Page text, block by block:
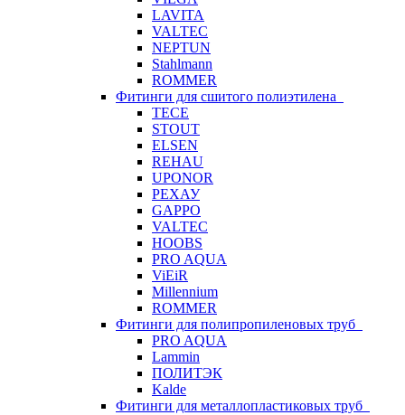
LAVITA
VALTEC
NEPTUN
Stahlmann
ROMMER
Фитинги для сшитого полиэтилена
TECE
STOUT
ELSEN
REHAU
UPONOR
РЕХАУ
GAPPO
VALTEC
HOOBS
PRO AQUA
ViEiR
Millennium
ROMMER
Фитинги для полипропиленовых труб
PRO AQUA
Lammin
ПОЛИТЭК
Kalde
Фитинги для металлопластиковых труб